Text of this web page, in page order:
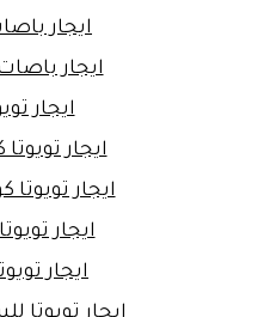
ايجار
ايجار
ايجار
ايجار تويوتا
ايجار
ايجار
ايجار